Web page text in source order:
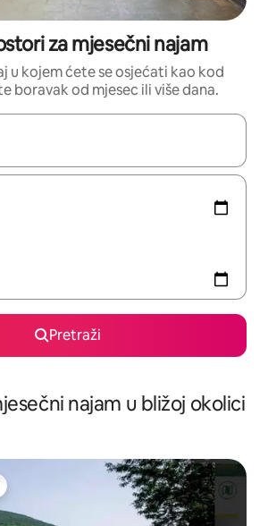
za mjesečni najam
u kojem ćete se osjećati kao kod
boravak od mjesec ili više dana.
rezultati, moći ćete ih pregledati
Pretraži
najam u bližoj okolici
s oznakom „Odabrali gosti”